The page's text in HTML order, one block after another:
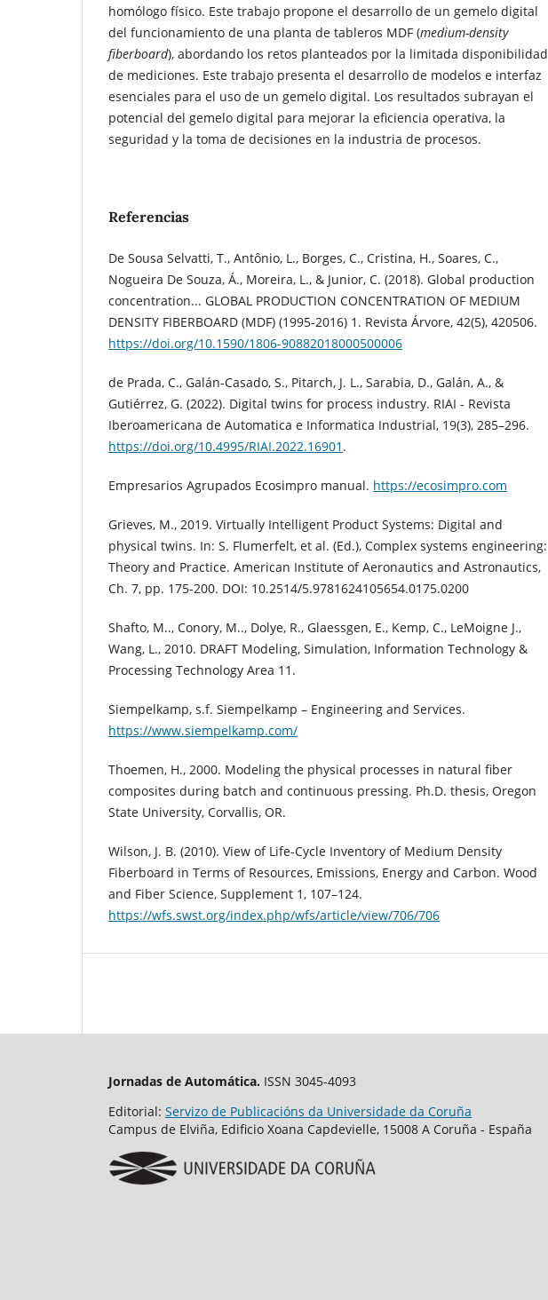
homólogo físico. Este trabajo propone el desarrollo de un gemelo digital
del funcionamiento de una planta de tableros MDF (medium-density
fiberboard), abordando los retos planteados por la limitada disponibilidad
de mediciones. Este trabajo presenta el desarrollo de modelos e interfaz
esenciales para el uso de un gemelo digital. Los resultados subrayan el
potencial del gemelo digital para mejorar la eficiencia operativa, la
seguridad y la toma de decisiones en la industria de procesos.
Referencias
De Sousa Selvatti, T., Antônio, L., Borges, C., Cristina, H., Soares, C.,
Nogueira De Souza, Á., Moreira, L., & Junior, C. (2018). Global production
concentration... GLOBAL PRODUCTION CONCENTRATION OF MEDIUM
DENSITY FIBERBOARD (MDF) (1995-2016) 1. Revista Árvore, 42(5), 420506.
https://doi.org/10.1590/1806-90882018000500006
de Prada, C., Galán-Casado, S., Pitarch, J. L., Sarabia, D., Galán, A., &
Gutiérrez, G. (2022). Digital twins for process industry. RIAI - Revista
Iberoamericana de Automatica e Informatica Industrial, 19(3), 285–296.
https://doi.org/10.4995/RIAI.2022.16901 .
Empresarios Agrupados Ecosimpro manual. https://ecosimpro.com
Grieves, M., 2019. Virtually Intelligent Product Systems: Digital and
physical twins. In: S. Flumerfelt, et al. (Ed.), Complex systems engineering:
Theory and Practice. American Institute of Aeronautics and Astronautics,
Ch. 7, pp. 175-200. DOI: 10.2514/5.9781624105654.0175.0200
Shafto, M.., Conory, M.., Dolye, R., Glaessgen, E., Kemp, C., LeMoigne J.,
Wang, L., 2010. DRAFT Modeling, Simulation, Information Technology &
Processing Technology Area 11.
Siempelkamp, s.f. Siempelkamp – Engineering and Services.
https://www.siempelkamp.com/
Thoemen, H., 2000. Modeling the physical processes in natural fiber
composites during batch and continuous pressing. Ph.D. thesis, Oregon
State University, Corvallis, OR.
Wilson, J. B. (2010). View of Life-Cycle Inventory of Medium Density
Fiberboard in Terms of Resources, Emissions, Energy and Carbon. Wood
and Fiber Science, Supplement 1, 107–124.
https://wfs.swst.org/index.php/wfs/article/view/706/706
Jornadas de Automática. ISSN 3045-4093
Editorial: Servizo de Publicacións da Universidade da Coruña
Campus de Elviña, Edificio Xoana Capdevielle, 15008 A Coruña - España